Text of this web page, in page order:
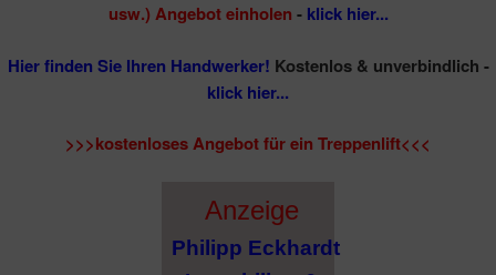
usw.) Angebot einholen -klick hier...
Hier finden Sie Ihren Handwerker! Kostenlos & unverbindlich -
klick hier...
>>>kostenloses Angebot für ein Treppenlift<<<
Anzeige
Philipp Eckhardt